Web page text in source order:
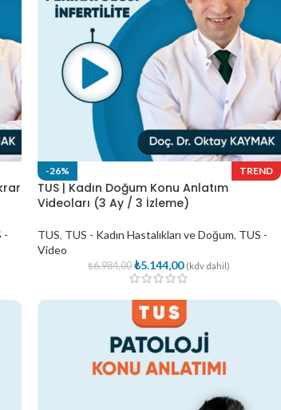
-
-26% TREND
TUS | Kadın Doğum Konu Anlatım
Videoları (3 Ay / 3 İzleme)
TUS, TUS - Kadın Hastalıkları ve Doğum, TUS -
Video
₺6.984,00 ₺5.144,00 (kdv dahil)